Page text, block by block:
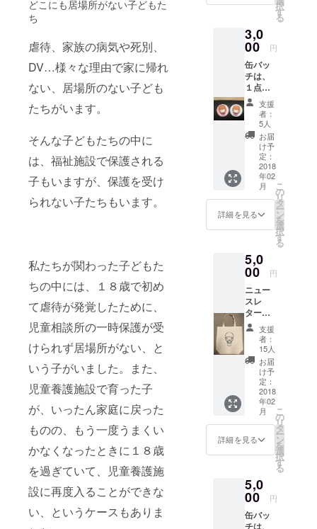
どこにも居場所がない子どもた
ち
虐待、家族の病気や死別、
DV…様々な理由で家に帰れ
ない、居場所のない子ども
たちがいます。
そんな子どもたちの中に
は、福祉施設で保護される
子もいますが、保護を受け
られない子たちもいます。
私たちが関わった子どもた
ちの中には、１８歳で初め
て虐待が発覚したために、
児童相談所の一時保護が受
けられず居場所がない、と
いう子がいました。また、
児童養護施設で育った子
が、いったん家庭に戻った
ものの、もう一度うまくい
かなくなったときに１８歳
を過ぎていて、児童養護施
設に再度入ることができな
い、というケースもありま
大学教員な
ど、職種の
垣根を越え
て賛同した
メンバーが
集まり、活
動を始めま
した。
２０１７年
５月にＮＰ
Ｏ法人設立
認証。
春に女の子
の自立援助
ホーム開所
を目指し活
動をしてい
ます。
ます。
らりの
活動を
末永く
見守っ
てくだ
さい！
択
す
る
3,0
00 円
缶バッ
チは、
１点＝
２個
セット
となり
ます。
缶バッ
チの背
景カ
ラーは
４色
（ホワ
イト・
ピン
ク・ブ
グリー
ン）あ
りま
す。 ど
の２色
が届く
かはお
楽しみ
に！
ニュー
スレ
ター
『シェ
きらり
通信
SALUT
！（サ
期的に
発行
し、お
送りし
支援
者：
5人
お届
け予
定：
2018
年02
月
詳細を見る
こ
の
リ
タ
ー
ン
を
選
択
す
る
5,0
00 円
ニュー
スレ
ター
『シェ
きらり
通信
SALUT
！（サ
リュ！
）』を
毎年定
期的に
発行
し、お
送りし
ます。
らりの
活動を
末永く
見守っ
支援
者：
15人
お届
け予
定：
2018
年02
月
詳細を見る
こ
の
リ
タ
ー
ン
を
選
択
す
る
5,0
00 円
缶バッ
チは、